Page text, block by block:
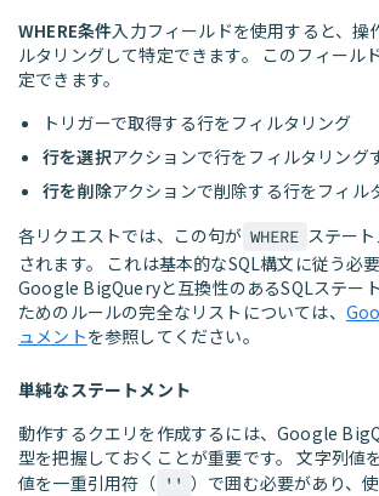
WHERE条件入力フィールドを使用すると、操
ルタリングして特定できます。 このフィール
定できます。
トリガーで取得する行をフィルタリング
行を選択アクションで行をフィルタリング
行を削除アクションで削除する行をフィル
各リクエストでは、この句が WHERE ステー
されます。 これは基本的なSQL構文に従う必
Google BigQueryと互換性のあるSQLステー
ためのルールの完全なリストについては、
ュメントを参照してください。
単純なステートメント
動作するクエリを作成するには、Google
型を把握しておくことが重要です。 文字列値
値を一重引用符（ '' ）で囲む必要があり、